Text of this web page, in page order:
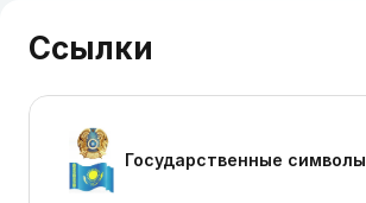
Ссылки
Государственные символы